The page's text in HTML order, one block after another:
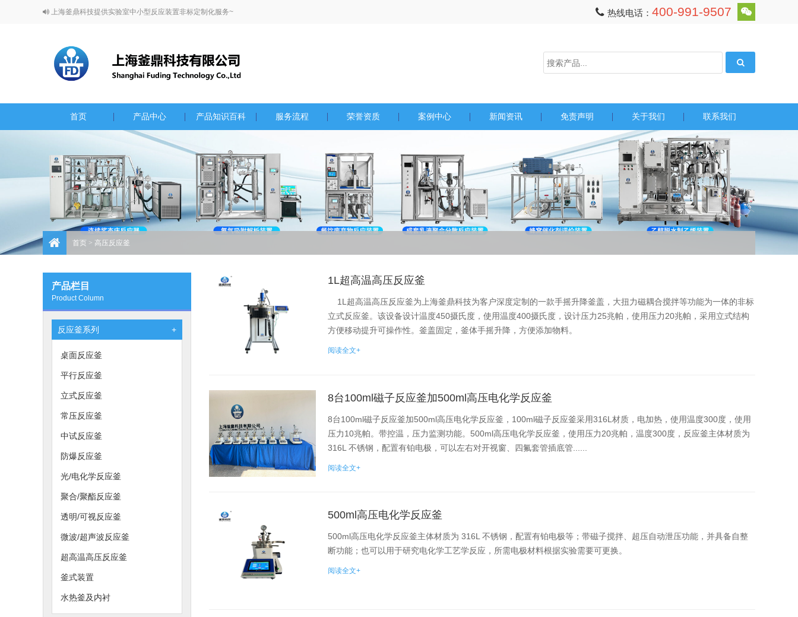
上海釜鼎科技提供实验室中小型反应装置非标定制化服务~ 热线电话： 400-991-9507
首页 产品中心 产品知识百科 服务流程 荣誉资质 案例中心 新闻资讯 免责声明 关于我们 联系我们
首页 > 高压反应釜
产品栏目
Product Column
反应釜系列 +
桌面反应釜
平行反应釜
立式反应釜
常压反应釜
中试反应釜
防爆反应釜
光/电化学反应釜
聚合/聚酯反应釜
透明/可视反应釜
微波/超声波反应釜
超高温高压反应釜
釜式装置
水热釜及内衬
1L超高温高压反应釜
1L超高温高压反应釜为上海釜鼎科技为客户深度定制的一款手摇升降釜盖，大扭力磁耦合搅拌等功能为一体的非标
立式反应釜。该设备设计温度450摄氏度，使用温度400摄氏度，设计压力25兆帕，使用压力20兆帕，采用立式结构
方便移动提升可操作性。釜盖固定，釜体手摇升降，方便添加物料。
阅读全文+
8台100ml磁子反应釜加500ml高压电化学反应釜
8台100ml磁子反应釜加500ml高压电化学反应釜，100ml磁子反应釜采用316L材质，电加热，使用温度300度，使用
压力10兆帕。带控温，压力监测功能。500ml高压电化学反应釜，使用压力20兆帕，温度300度，反应釜主体材质为
316L 不锈钢，配置有铂电极，可以左右对开视窗、四氟套管插底管......
阅读全文+
500ml高压电化学反应釜
500ml高压电化学反应釜主体材质为 316L 不锈钢，配置有铂电极等；带磁子搅拌、超压自动泄压功能，并具备自整
断功能；也可以用于研究电化学工艺学反应，所需电极材料根据实验需要可更换。
阅读全文+